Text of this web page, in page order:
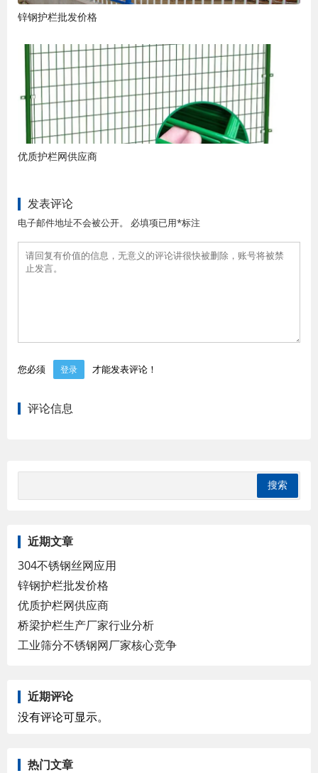
锌钢护栏批发价格
优质护栏网供应商
发表评论
电子邮件地址不会被公开。 必填项已用*标注
您必须 登录 才能发表评论！
评论信息
近期文章
304不锈钢丝网应用
锌钢护栏批发价格
优质护栏网供应商
桥梁护栏生产厂家行业分析
工业筛分不锈钢网厂家核心竞争
近期评论
没有评论可显示。
热门文章